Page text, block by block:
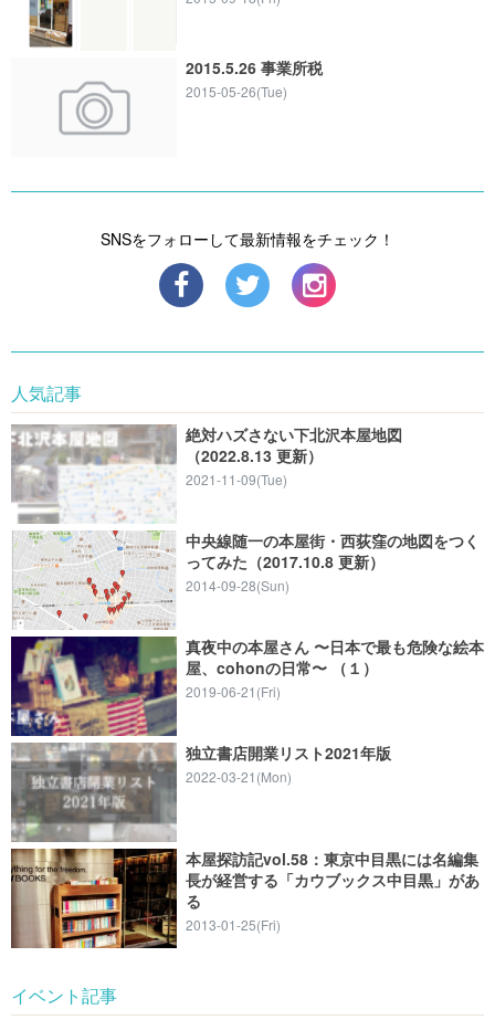
2015.5.26 事業所税
2015-05-26(Tue)
SNSをフォローして最新情報をチェック！
人気記事
絶対ハズさない下北沢本屋地図
（2022.8.13 更新）
2021-11-09(Tue)
中央線随一の本屋街・西荻窪の地図をつく
ってみた（2017.10.8 更新）
2014-09-28(Sun)
真夜中の本屋さん 〜日本で最も危険な絵本
屋、cohonの日常〜 （１）
2019-06-21(Fri)
独立書店開業リスト2021年版
2022-03-21(Mon)
本屋探訪記vol.58：東京中目黒には名編集
長が経営する「カウブックス中目黒」があ
る
2013-01-25(Fri)
イベント記事